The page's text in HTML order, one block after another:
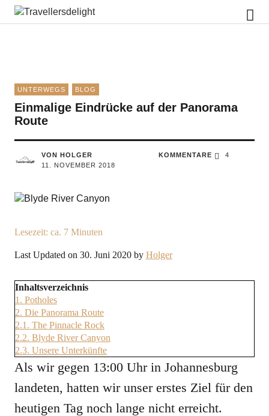
Travellersdelight
UNTERWEGS BLOG
Einmalige Eindrücke auf der Panorama
Route
VON HOLGER
11. NOVEMBER 2018
KOMMENTARE 4
Lesezeit: ca. 7 Minuten
Last Updated on 30. Juni 2020 by Holger
Inhaltsverzeichnis
1. Potholes
2. Die Panorama Route
2.1. The Pinnacle Rock
2.2. Blyde River Canyon
2.3. Unsere Unterkünfte
Als wir gegen 13:00 Uhr in Johannesburg
landeten, hatten wir unser erstes Ziel für den
heutigen Tag noch lange nicht erreicht.